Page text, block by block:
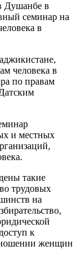
Душанбе в
семинар на
в
человека в
по правам
и местных
такие
трудовых
на
к
женщин